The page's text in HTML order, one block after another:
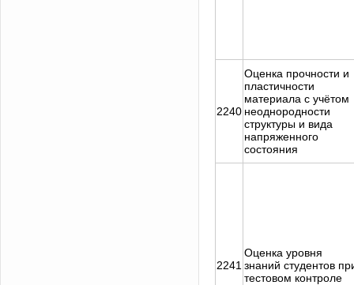
2240
Оценка прочности и
пластичности
материала с учётом
неоднородности
структуры и вида
напряженного
состояния
2241
Оценка уровня
знаний студентов
тестовом контроле